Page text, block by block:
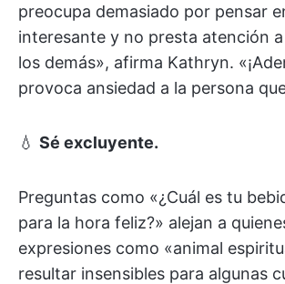
preocupa demasiado por pensar
interesante y no presta atención
los demás», afirma Kathryn.
provoca ansiedad a la persona
💧 Sé excluyente.
Preguntas como «¿Cuál es tu
para la hora feliz?» alejan a
expresiones como «animal
resultar insensibles para algunas